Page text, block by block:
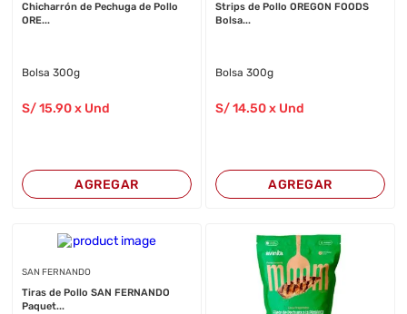
Chicharrón de Pechuga de Pollo
ORE...
Bolsa 300g
S/15.90 x Und
AGREGAR
Strips de Pollo OREGON FOODS
Bolsa...
Bolsa 300g
S/14.50x Und
AGREGAR
SAN FERNANDO
Tiras de Pollo SAN FERNANDO
Paquet...